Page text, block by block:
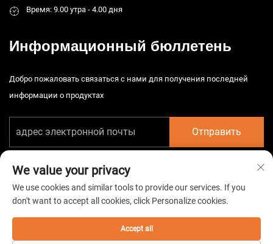
Время: 9.00 утра - 4.00 дня
Информационный бюллетень
Добро пожаловать связаться с нами для получения последней
информации о продуктах
Отправить
Политика конфиденциальности
We value your privacy
We use cookies and similar tools to provide our services. If you
don't want to accept all cookies, click Personalize cookies.
Accept all